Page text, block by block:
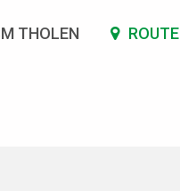
THOLEN ROUTE